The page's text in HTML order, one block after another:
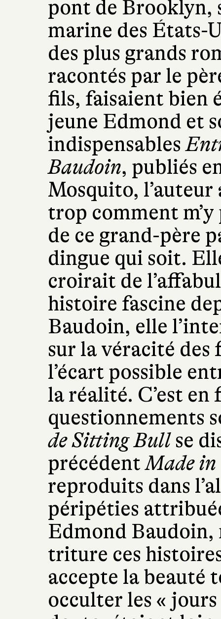
pont de Brooklyn,
marine des États-
des plus grands
racontés par le
fils, faisaient bien
jeune Edmond et
indispensables
Baudoin, publiés
Mosquito, l’auteur
trop comment
de ce grand-père
dingue qui soit.
croirait de
histoire fascine
Baudoin, elle
sur la véracité
l’écart possible
la réalité. C’est en
questionnements
de Sitting Bullse
précédentMade in
reproduits dans
péripéties
Edmond
triture ces
accepte la beauté
occulter les «